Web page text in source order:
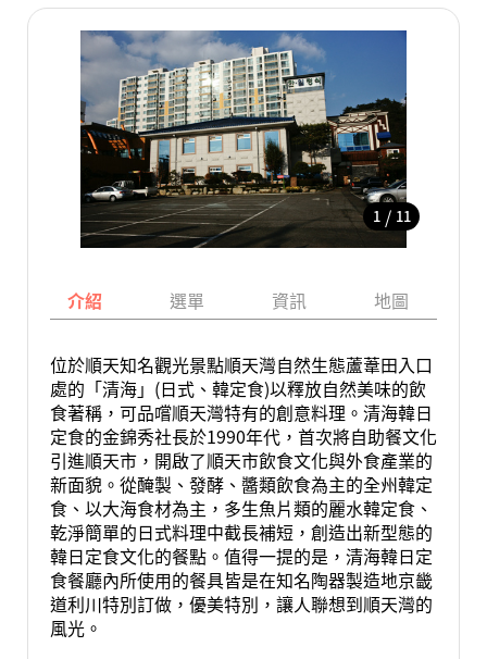
1 / 11
介紹 選單 資訊 地圖
位於順天知名觀光景點順天灣自然生態蘆葦田入口
處的「清海」(日式、韓定食)以釋放自然美味的飲
食著稱，可品嚐順天灣特有的創意料理。清海韓日
定食的金錦秀社長於1990年代，首次將自助餐文化
引進順天市，開啟了順天市飲食文化與外食產業的
新面貌。從醃製、發酵、醬類飲食為主的全州韓定
食、以大海食材為主，多生魚片類的麗水韓定食、
乾淨簡單的日式料理中截長補短，創造出新型態的
韓日定食文化的餐點。值得一提的是，清海韓日定
食餐廳內所使用的餐具皆是在知名陶器製造地京畿
道利川特別訂做，優美特別，讓人聯想到順天灣的
風光。